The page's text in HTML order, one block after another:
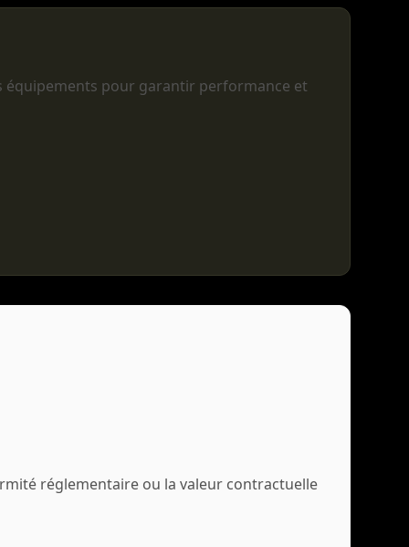
équipements pour garantir performance et
réglementaire ou la valeur contractuelle